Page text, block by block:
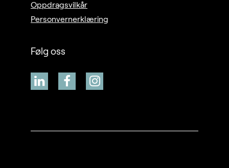
Oppdragsvilkår
Personvernerklæring
Følg oss